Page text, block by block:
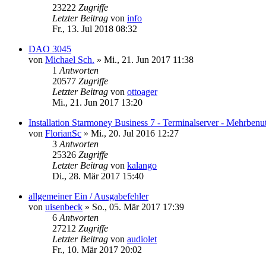
23222 Zugriffe
Letzter Beitrag von info
Fr., 13. Jul 2018 08:32
DAO 3045
von Michael Sch. » Mi., 21. Jun 2017 11:38
1 Antworten
20577 Zugriffe
Letzter Beitrag von ottoager
Mi., 21. Jun 2017 13:20
Installation Starmoney Business 7 - Terminalserver -
von FlorianSc » Mi., 20. Jul 2016 12:27
3 Antworten
25326 Zugriffe
Letzter Beitrag von kalango
Di., 28. Mär 2017 15:40
allgemeiner Ein / Ausgabefehler
von uisenbeck » So., 05. Mär 2017 17:39
6 Antworten
27212 Zugriffe
Letzter Beitrag von audiolet
Fr., 10. Mär 2017 20:02